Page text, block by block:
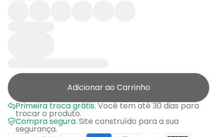
Adicionar ao Carrinho
Primeira troca grátis.Você tem até 30 dias para
trocar o produto.
Compra segura. Site construído para a sua
segurança.